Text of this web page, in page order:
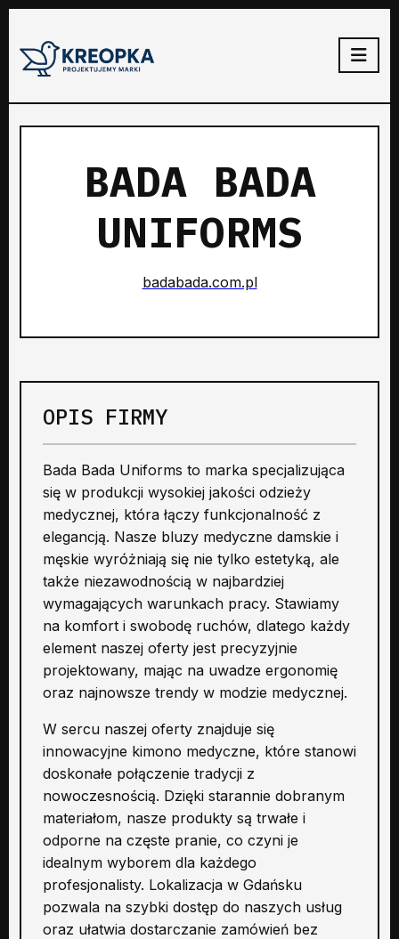
BADA BADA
UNIFORMS
badabada.com.pl
OPIS FIRMY
Bada Bada Uniforms to marka specjalizująca
się w produkcji wysokiej jakości odzieży
medycznej, która łączy funkcjonalność z
elegancją. Nasze bluzy medyczne damskie i
męskie wyróżniają się nie tylko estetyką, ale
także niezawodnością w najbardziej
wymagających warunkach pracy. Stawiamy
na komfort i swobodę ruchów, dlatego każdy
element naszej oferty jest precyzyjnie
projektowany, mając na uwadze ergonomię
oraz najnowsze trendy w modzie medycznej.
W sercu naszej oferty znajduje się
innowacyjne kimono medyczne, które stanowi
doskonałe połączenie tradycji z
nowoczesnością. Dzięki starannie dobranym
materiałom, nasze produkty są trwałe i
odporne na częste pranie, co czyni je
idealnym wyborem dla każdego
profesjonalisty. Lokalizacja w Gdańsku
pozwala na szybki dostęp do naszych usług
oraz ułatwia dostarczanie zamówień bez